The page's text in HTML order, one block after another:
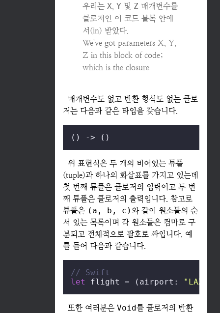
우리는 X Y 및 Z 매개변수를
클로저인 이 코드 블록 안에
서(in) 받았다.
We've got parameters X, Y,
Z in this block of code;
which is the closure
매개변수도 없고 반환 형식도 없는 클로
저는 다음과 같은 타입을 갖습니다.
() -> ()
위 표현식은 두 개의 비어있는 튜플
(tuple)과 하나의 화살표를 가지고 있는데
첫 번째 튜플은 클로저의 입력이고 두 번
째 튜플은 클로저의 출력입니다. 참고로
튜플은 (a, b, c)와 같이 원소들의 순
서 있는 목록이며 각 원소들은 컴마로 구
분되고 전체적으로 괄호로 싸입니다. 예
를 들어 다음과 같습니다.
// Swift
let flight = (airport: "LAX"
또한 여러분은 Void를 클로저의 반환